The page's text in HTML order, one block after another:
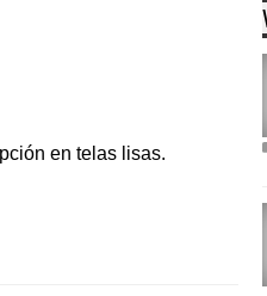
en telas lisas.